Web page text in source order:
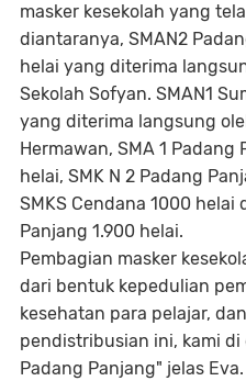
masker kesekolah yang
diantaranya, SMAN2
helai yang diterima
Sekolah Sofyan. SMAN1
yang diterima langsung
Hermawan, SMA 1
helai, SMK N 2 Padang
SMKS Cendana 1000 helai
Panjang 1.900 helai.
Pembagian masker
dari bentuk kepedulian
kesehatan para pelajar,
pendistribusian ini, kami di
Padang Panjang" jelas Eva.